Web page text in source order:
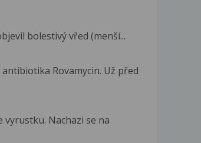
bolestivý vřed (menší...
Rovamycin. Už před
vyrustku. Nachazi se na